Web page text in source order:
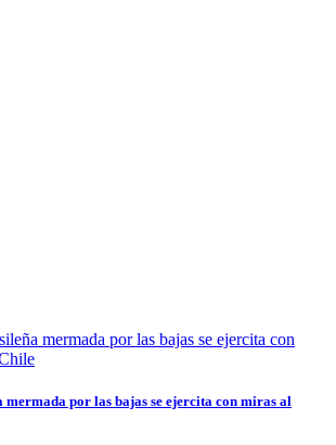
mermada por las bajas se ejercita con miras al